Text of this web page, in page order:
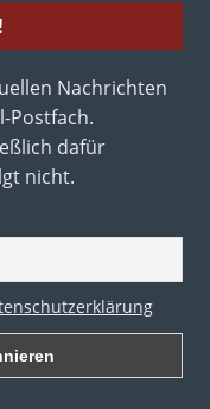
Nachrichten
Postfach.
dafür
nicht.